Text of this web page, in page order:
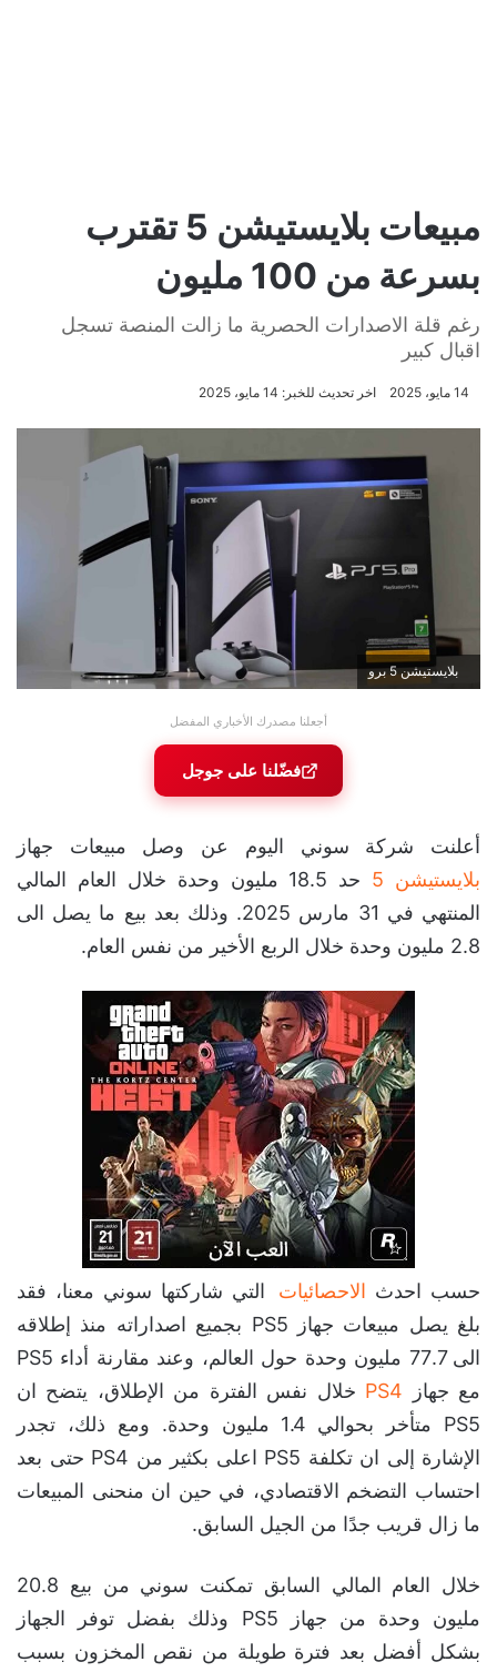
مبيعات بلايستيشن 5 تقترب
بسرعة من 100 مليون
رغم قلة الاصدارات الحصرية ما زالت المنصة تسجل
اقبال كبير
14 مايو، 2025 اخر تحديث للخبر: 14 مايو، 2025
بلايستيشن 5 برو
أجعلنا مصدرك الأخباري المفضل
فضّلنا على جوجل
أعلنت شركة سوني اليوم عن وصل مبيعات جهاز
بلايستيشن 5
حد 18.5 مليون وحدة خلال العام المالي
المنتهي في 31 مارس 2025. وذلك بعد بيع ما يصل الى
2.8 مليون وحدة خلال الربع الأخير من نفس العام.
حسب احدث الاحصائيات
التي شاركتها سوني معنا، فقد
بلغ يصل مبيعات جهاز PS5 بجميع اصداراته منذ إطلاقه
الى 77.7 مليون وحدة حول العالم، وعند مقارنة أداء PS5
مع جهاز PS4 خلال نفس الفترة من الإطلاق، يتضح ان
PS5 متأخر بحوالي 1.4 مليون وحدة. ومع ذلك، تجدر
الإشارة إلى ان تكلفة PS5 اعلى بكثير من PS4 حتى بعد
احتساب التضخم الاقتصادي، في حين ان منحنى المبيعات
ما زال قريب جدًا من الجيل السابق.
خلال العام المالي السابق تمكنت سوني من بيع 20.8
مليون وحدة من جهاز PS5 وذلك بفضل توفر الجهاز
بشكل أفضل بعد فترة طويلة من نقص المخزون بسبب